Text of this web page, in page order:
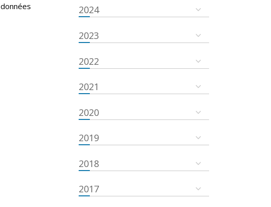
2024
2023
2022
2021
2020
2019
2018
2017